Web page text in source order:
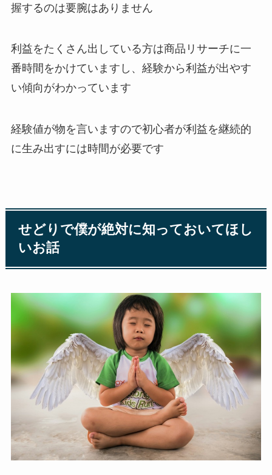
握するのは要腕はありません
利益をたくさん出している方は商品リサーチに一
番時間をかけていますし、経験から利益が出やす
い傾向がわかっています
経験値が物を言いますので初心者が利益を継続的
に生み出すには時間が必要です
せどりで僕が絶対に知っておいてほし
いお話